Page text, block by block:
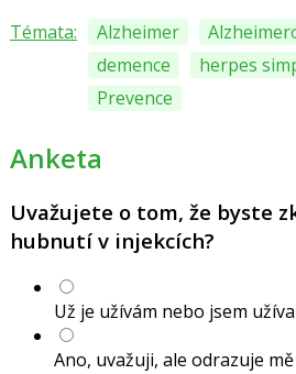
Témata:
Alzheimer
demence
herpes
Prevence
Anketa
Uvažujete o tom, že byste
hubnutí v injekcích?
Už je užívám nebo jsem
Ano, uvažuji, ale odrazuje